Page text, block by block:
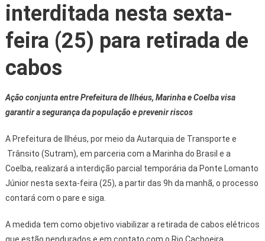
interditada nesta sexta-
feira (25) para retirada de
cabos
Ação conjunta entre Prefeitura de Ilhéus, Marinha e Coelba visa
garantir a segurança da população e prevenir riscos
A Prefeitura de Ilhéus, por meio da Autarquia de Transporte e
Trânsito (Sutram), em parceria com a Marinha do Brasil e a
Coelba, realizará a interdição parcial temporária da Ponte Lomanto
Júnior nesta sexta-feira (25), a partir das 9h da manhã, o processo
contará com o pare e siga.
A medida tem como objetivo viabilizar a retirada de cabos elétricos